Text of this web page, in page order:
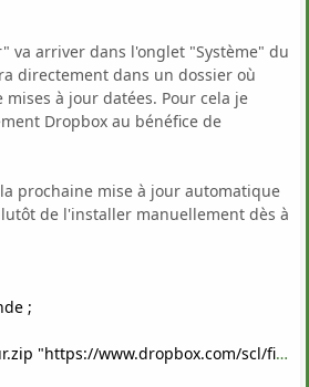
va arriver dans l'onglet "Système" du
directement dans un dossier où
à jour datées. Pour cela je
Dropbox au bénéfice de
prochaine mise à jour automatique
de l'installer manuellement dès à
;
Info-mise-jour.zip?rlkey=yp9sqdg7uv3a4691xa5660ep0&st=fu6aiwem&dl=0" )